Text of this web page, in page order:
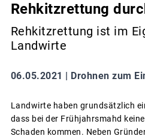
Rehkitzrettung
Rehkitzrettung ist im
Landwirte
06.05.2021 | Drohnen zum
Landwirte haben grundsätzlich
dass bei der Frühjahrsmahd
Schaden kommen. Neben